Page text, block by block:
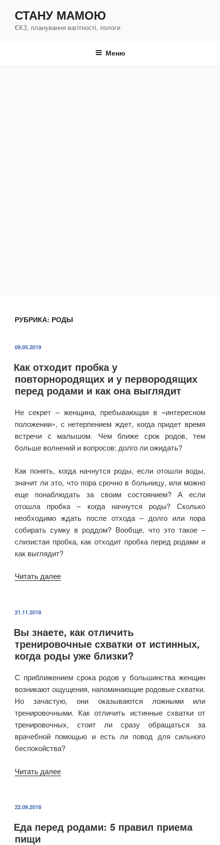
содержимому
СТАНУ МАМОЮ
ЄКЗ, планування вагітності, пологи
Меню
РУБРИКА: РОДЫ
ОПУБЛИКОВАНО
09.05.2019
Как отходит пробка у
повторнородящих и у первородящих
перед родами и как она выглядит
Не секрет – женщина, пребывающая в «интересном
положении», с нетерпением ждет, когда придет время
встречи с малышом. Чем ближе срок родов, тем
больше волнений и вопросов: долго ли ожидать?
Как понять, когда начнутся роды, если отошли воды,
значит ли это, что пора срочно в больницу, или можно
еще понаблюдать за своим состоянием? А если
отошла пробка – когда начнутся роды? Сколько
необходимо ждать после отхода – долго или пора
собирать сумку в роддом? Вообще, что это такое –
слизистая пробка, как отходит пробка перед родами и
как выглядит?
Читать далее
и
у
первородящих
родами
и
как
она
выглядит»
ОПУБЛИКОВАНО
21.11.2018
Вы знаете, как отличить
тренировочные схватки от истинных,
когда роды уже близки?
С приближением срока родов у большинства женщин
возникают ощущения, напоминающие родовые схватки.
Но зачастую, они оказываются ложными или
тренировочными. Как отличить истинные схватки от
тренировочных, стоит ли сразу обращаться за
врачебной помощью и есть ли повод для сильного
беспокойства?
Читать далее
схватки
ОПУБЛИКОВАНО
22.09.2018
Еда перед родами: 5 правил приема
пищи